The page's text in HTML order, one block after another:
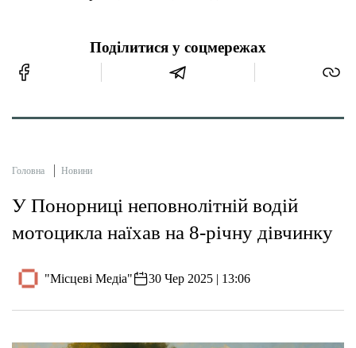
Поділитися у соцмережах
Головна Новини
У Понорниці неповнолітній водій
мотоцикла наїхав на 8-річну дівчинку
"Місцеві Медіа" 30 Чер 2025 | 13:06